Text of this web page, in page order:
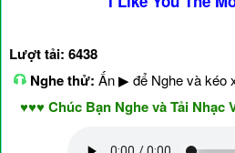
Lượt tải: 6438
Nghe thử: Ấn ▶ để Nghe và kéo
Chúc Bạn Nghe và Tải Nhạc Vui